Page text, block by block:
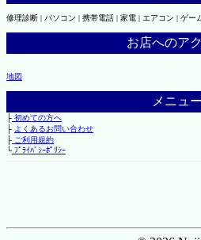
修理診断 | パソコン | 携帯電話 | 家電 | エアコン | ゲー
お店へのア
地図
メニュー
├初めての方へ
├ よくあるお問い合わせ
├ご利用規約
└ﾌﾟﾗｲﾊﾞｼｰﾎﾟﾘｼｰ